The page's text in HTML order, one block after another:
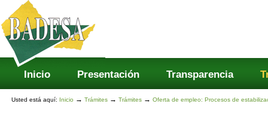
Cambiar
contenido.
Saltar
navegación
Secciones
Inicio Presentación Transparencia
Usted está aquí: Inicio →Trámites →Trámites →Oferta de empleo: Procesos de